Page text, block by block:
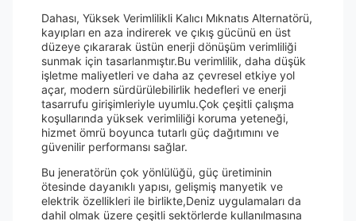
Dahası, Yüksek Verimlilikli Kalıcı Mıknatıs Alternatörü,
kayıpları en aza indirerek ve çıkış gücünü en üst
düzeye çıkararak üstün enerji dönüşüm verimliliği
sunmak için tasarlanmıştır.Bu verimlilik, daha düşük
işletme maliyetleri ve daha az çevresel etkiye yol
açar, modern sürdürülebilirlik hedefleri ve enerji
tasarrufu girişimleriyle uyumlu.Çok çeşitli çalışma
koşullarında yüksek verimliliği koruma yeteneği,
hizmet ömrü boyunca tutarlı güç dağıtımını ve
güvenilir performansı sağlar.
Bu jeneratörün çok yönlülüğü, güç üretiminin
ötesinde dayanıklı yapısı, gelişmiş manyetik ve
elektrik özellikleri ile birlikte,Deniz uygulamaları da
dahil olmak üzere çeşitli sektörlerde kullanılmasına